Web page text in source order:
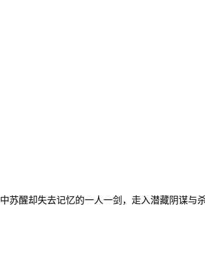
苏醒却失去记忆的一人一剑，走入潜藏阴谋